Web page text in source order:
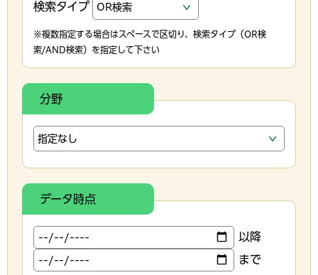
検索タイプ
※複数指定する場合はスペースで区切り、検索タイプ（OR検
索/AND検索）を指定して下さい
分野
データ時点
以降
まで